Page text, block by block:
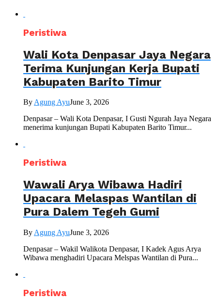
Peristiwa
Wali Kota Denpasar Jaya Negara
Terima Kunjungan Kerja Bupati
Kabupaten Barito Timur
ByAgung AyuJune 3, 2026
Denpasar – Wali Kota Denpasar, I Gusti Ngurah Jaya Negara
menerima kunjungan Bupati Kabupaten Barito Timur...
Peristiwa
Wawali Arya Wibawa Hadiri
Upacara Melaspas Wantilan di
Pura Dalem Tegeh Gumi
By Agung AyuJune 3, 2026
Denpasar – Wakil Walikota Denpasar, I Kadek Agus Arya
Wibawa menghadiri Upacara Melspas Wantilan di Pura...
Peristiwa